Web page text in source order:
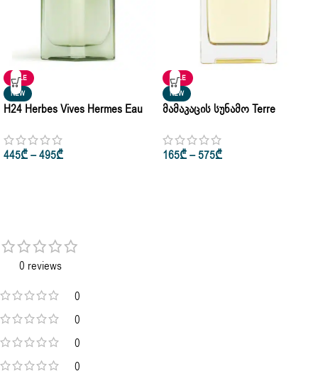
SALE
NEW
H24 Herbes Vives Hermes Eau
50ml • 100ml
445₾–495₾
SALE
NEW
Მამაკაცის Სუნამო Terre
35ml • 50ml • 100ml
165₾–575₾
0 reviews
0
0
0
0